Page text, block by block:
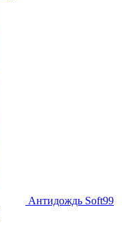
Антидождь Soft99